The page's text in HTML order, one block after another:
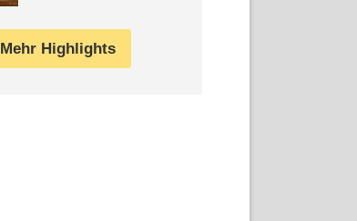
Mehr Highlights